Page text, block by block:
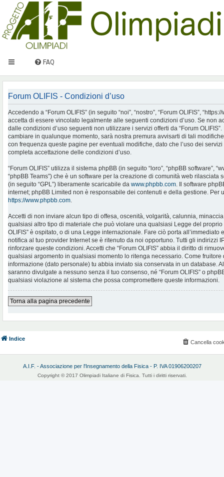
FAQ
Forum OLIFIS - Condizioni d’uso
Accedendo a “Forum OLIFIS” (in seguito “noi”, “nostro”, “Forum OLIFIS”,
accetta di essere vincolato legalmente alle seguenti condizioni d’uso. Se non
dalle condizioni d’uso seguenti non utilizzare i servizi offerti da “Forum
cambiare in qualunque momento, sarà nostra premura avvisarti di tali
con frequenza queste pagine per eventuali modifiche, dato che l’uso dei servizi
completa accettazione delle condizioni d’uso.
“Forum OLIFIS” utilizza il sistema phpBB (in seguito “loro”, “phpBB software”,
“phpBB Teams”) che è un software per la creazione di comunità web rilasciata
(in seguito “GPL”) liberamente scaricabile da www.phpbb.com. Il software
internet; phpBB Limited non è responsabile dei contenuti e della gestione. Per
https://www.phpbb.com.
Accetti di non inviare alcun tipo di offesa, oscenità, volgarità, calunnia,
qualsiasi altro tipo di materiale che può violare una qualsiasi Legge del proprio
OLIFIS” è ospitato, o di una Legge internazionale. Fare ciò porta
notifica al tuo provider Internet se è ritenuto da noi opportuno. Tutti gli indirizzi
rinforzare queste condizioni. Accetti che “Forum OLIFIS” abbia il diritto di
qualsiasi argomento in qualsiasi momento lo ritenga necessario. Come
informazione (dato personale) tu abbia inviato sia conservata in un database.
saranno divulgate a nessuno senza il tuo consenso, né “Forum OLIFIS” o
qualsiasi violazione al sistema che possa compromettere queste informazioni.
Torna alla pagina precedente
Indice
Cancella
A.I.F. - Associazione per l'Insegnamento della Fisica - P. IVA 01906200207
Copyright © 2017 Olimpiadi Italiane di Fisica. Tutti i diritti riservati.